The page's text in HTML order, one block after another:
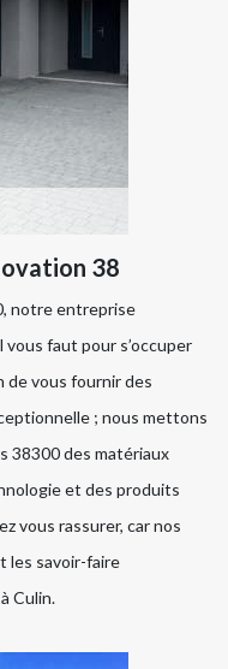
38
notre entreprise
faut pour s’occuper
de vous fournir des
; nous mettons
38300 des matériaux
et des produits
vous rassurer, car nos
les savoir-faire
Culin.